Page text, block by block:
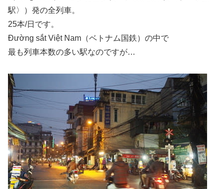
駅〉）発の全列車。
25本/日です。
Đường sắt Việt Nam（ベトナム国鉄）の中で
最も列車本数の多い駅なのですが…